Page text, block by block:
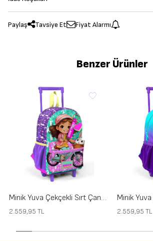
Paylaş Tavsiye Et Fiyat Alarmı
Benzer Ürünler
Minik Yuva Çekçekli Sırt Çantası Mor Pembe Bisikletli Kız Desenli İki Bölmeli 24069
2.559,95 TL 2.559,95 TL